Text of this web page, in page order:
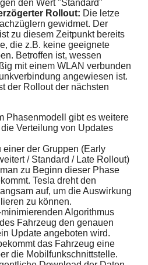
den Wert "Standard"
Rollout: Die letze
gewidmet. Der
zu diesem Zeitpunkt bereits
die z.B. keine geeignete
Betroffen ist, wessen
mit einem WLAN verbunden
angewiesen ist.
der Rollout der nächsten
Phasenmodell gibt es weitere
Verteilung von Updates
der Gruppen (Early
/ Standard / Late Rollout)
zu Beginn dieser Phase
Tesla dreht den
auf, um die Auswirkung
zu können.
Algorithmus
Fahrzeug den genauen
Update angeboten wird.
das Fahrzeug eine
die Mobilfunkschnittstelle.